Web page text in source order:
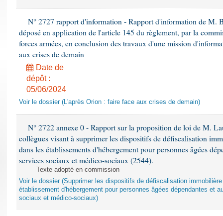
N° 2727 rapport d'information - Rapport d'information de M.
déposé en application de l'article 145 du règlement, par la
forces armées, en conclusion des travaux d'une mission
aux crises de demain
Date de
dépôt :
05/06/2024
Voir le dossier (L'après Orion : faire face aux crises de demain)
N° 2722 annexe 0 - Rapport sur la proposition de loi de M.
collègues visant à supprimer les dispositifs de défiscalisation
dans les établissements d'hébergement pour personnes âgées
services sociaux et médico-sociaux (2544).
Texte adopté en commission
Voir le dossier (Supprimer les dispositifs de défiscalisation
établissement d'hébergement pour personnes âgées dépendantes et
sociaux et médico-sociaux)